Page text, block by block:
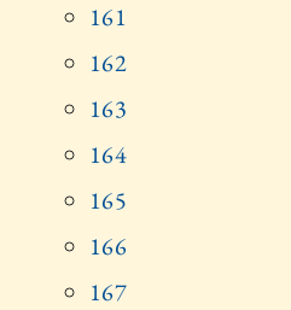
161
162
163
164
165
166
167